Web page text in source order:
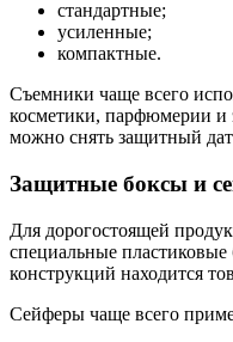
стандартные;
усиленные;
компактные.
Съемники чаще всего
косметики, парфюмерии и
можно снять защитный
Защитные боксы и
Для дорогостоящей
специальные
конструкций находится
Сейферы чаще всего